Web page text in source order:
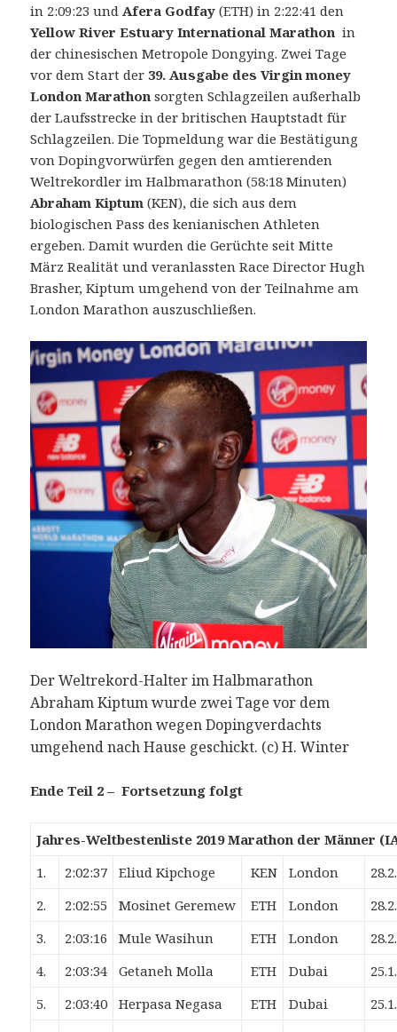
21.
April
2019:
Mathew
Kisorio
und
Valary
Aiyabai
laufen
Streckenrekorde
in 2:09:23 undAfera Godfay (ETH) in 2:22:41 den
Yellow River Estuary International Marathon in
der chinesischen Metropole Dongying. Zwei Tage
vor dem Start der 39. Ausgabe des Virgin money
London Marathon sorgten Schlagzeilen außerhalb
der Laufsstrecke in der britischen Hauptstadt für
Schlagzeilen.Die Topmeldung war die Bestätigung
von Dopingvorwürfen gegen den amtierenden
Weltrekordler im Halbmarathon (58:18 Minuten)
Abraham Kiptum (KEN), die sich aus dem
biologischen Pass des kenianischen Athleten
ergeben. Damit wurden die Gerüchte seit Mitte
März Realität und veranlassten Race Director Hugh
Brasher, Kiptum umgehend von der Teilnahme am
London Marathon auszuschließen.
Der Weltrekord-Halter im Halbmarathon
Abraham Kiptum wurde zwei Tage vor dem
London Marathon wegen Dopingverdachts
umgehend nach Hause geschickt. (c) H. Winter
Ende Teil 2 – Fortsetzung folgt
Jahres-Weltbestenliste 2019 Marathon der Männer
1.
2:02:37 Eliud Kipchoge KEN London
2.
2:02:55 Mosinet Geremew ETH London
3.
2:03:16 Mule Wasihun ETH London
4.
2:03:34 Getaneh Molla ETH Dubai
5.
2:03:40 Herpasa Negasa ETH Dubai